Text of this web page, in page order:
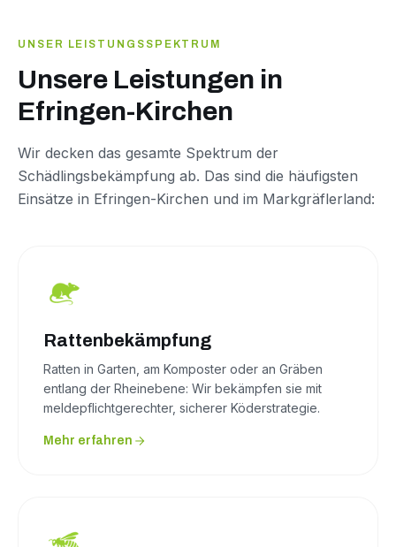
UNSER LEISTUNGSSPEKTRUM
Unsere Leistungen in
Efringen-Kirchen
Wir decken das gesamte Spektrum der
Schädlingsbekämpfung ab. Das sind die häufigsten
Einsätze in Efringen-Kirchen und im Markgräflerland:
Rattenbekämpfung
Ratten in Garten, am Komposter oder an Gräben
entlang der Rheinebene: Wir bekämpfen sie mit
meldepflichtgerechter, sicherer Köderstrategie.
Mehr erfahren